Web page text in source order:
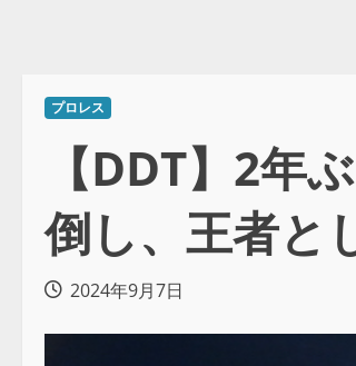
プロレス
【DDT】2年
倒し、王者と
2024年9月7日